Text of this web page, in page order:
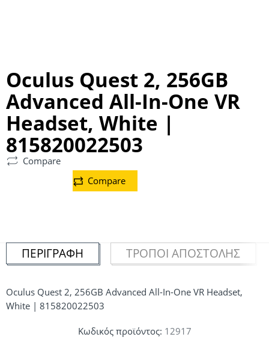
Oculus Quest 2, 256GB
Advanced All-In-One VR
Headset, White |
815820022503
Compare
Compare
ΠΕΡΙΓΡΑΦΉ ΤΡΌΠΟΙ ΑΠΟΣΤΟΛΉΣ
Oculus Quest 2, 256GB Advanced All-In-One VR Headset,
White | 815820022503
Κωδικός προϊόντος: 12917